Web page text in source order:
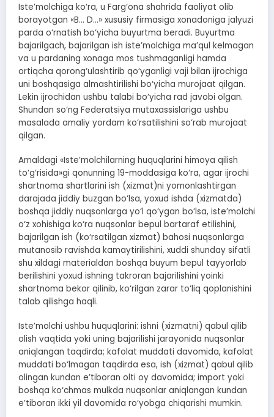
Iste’molchiga ko‘ra, u Farg‘ona shahrida faoliyat olib
borayotgan «B… D…» xususiy firmasiga xonadoniga jalyuzi
parda o‘rnatish bo‘yicha buyurtma beradi. Buyurtma
bajarilgach, bajarilgan ish iste’molchiga ma’qul kelmagan
va u pardaning xonaga mos tushmaganligi hamda
ortiqcha qorong‘ulashtirib qo‘yganligi vaji bilan ijrochiga
uni boshqasiga almashtirilishi bo‘yicha murojaat qilgan.
Lekin ijrochidan ushbu talabi bo‘yicha rad javobi olgan.
Shundan so‘ng Federatsiya mutaxassislariga ushbu
masalada amaliy yordam ko‘rsatilishini so‘rab murojaat
qilgan.
Amaldagi «Iste’molchilarning huquqlarini himoya qilish
to‘g‘risida»gi qonunning 19-moddasiga ko‘ra, agar ijrochi
shartnoma shartlarini ish (xizmat)ni yomonlashtirgan
darajada jiddiy buzgan bo‘lsa, yoxud ishda (xizmatda)
boshqa jiddiy nuqsonlarga yo‘l qo‘ygan bo‘lsa, iste’molchi
o‘z xohishiga ko‘ra nuqsonlar bepul bartaraf etilishini,
bajarilgan ish (ko‘rsatilgan xizmat) bahosi nuqsonlarga
mutanosib ravishda kamaytirilishini, xuddi shunday sifatli
shu xildagi materialdan boshqa buyum bepul tayyorlab
berilishini yoxud ishning takroran bajarilishini yoinki
shartnoma bekor qilinib, ko‘rilgan zarar to‘liq qoplanishini
talab qilishga haqli.
Iste’molchi ushbu huquqlarini: ishni (xizmatni) qabul qilib
olish vaqtida yoki uning bajarilishi jarayonida nuqsonlar
aniqlangan taqdirda; kafolat muddati davomida, kafolat
muddati bo‘lmagan taqdirda esa, ish (xizmat) qabul qilib
olingan kundan e’tiboran olti oy davomida; import yoki
boshqa ko‘chmas mulkda nuqsonlar aniqlangan kundan
e’tiboran ikki yil davomida ro‘yobga chiqarishi mumkin.